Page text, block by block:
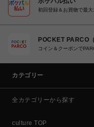
初回登録＆お買物で最
POCKET PARCO
コイン＆クーポンで
カテゴリー
全カテゴリーから探す
culture TOP